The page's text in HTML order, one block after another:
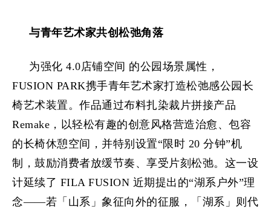
与青年艺术家共创松弛角落
为强化 4.0店铺空间 的公园场景属性，
FUSION PARK携手青年艺术家打造松弛感公园长
椅艺术装置。作品通过布料扎染裁片拼接产品
Remake，以轻松有趣的创意风格营造治愈、包容
的长椅休憩空间，并特别设置“限时 20 分钟”机
制，鼓励消费者放缓节奏、享受片刻松弛。这一设
计延续了 FILA FUSION 近期提出的“湖系户外”理
念——若「山系」象征向外的征服，「湖系」则代